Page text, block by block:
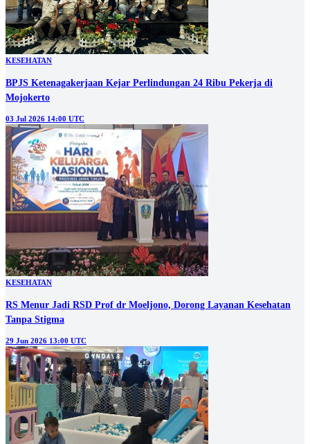
KESEHATAN
BPJS Ketenagakerjaan Kejar Perlindungan 24 Ribu Pekerja di
Mojokerto
03 Jul 2026 14:00 UTC
KESEHATAN
RS Menur Jadi RSD Prof dr Moeljono, Dorong Layanan Kesehatan
Tanpa Stigma
29 Jun 2026 13:00 UTC